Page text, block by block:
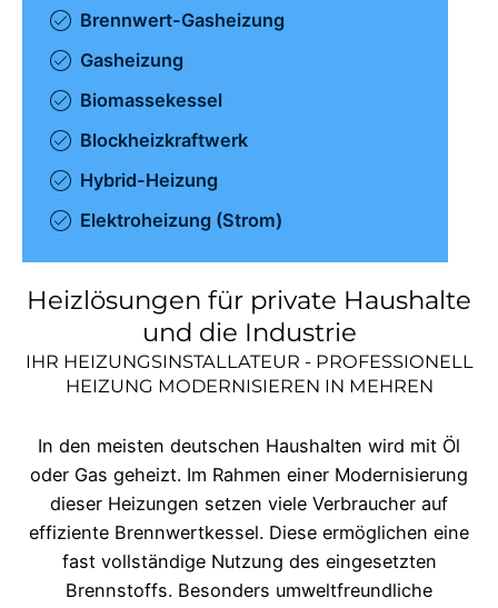
Brennwert-Gasheizung
Gasheizung
Biomassekessel
Blockheizkraftwerk
Hybrid-Heizung
Elektroheizung (Strom)
Heizlösungen für private Haushalte
und die Industrie
IHR HEIZUNGSINSTALLATEUR - PROFESSIONELL
HEIZUNG MODERNISIEREN IN MEHREN
In den meisten deutschen Haushalten wird mit Öl
oder Gas geheizt. Im Rahmen einer Modernisierung
dieser Heizungen setzen viele Verbraucher auf
effiziente Brennwertkessel. Diese ermöglichen eine
fast vollständige Nutzung des eingesetzten
Brennstoffs. Besonders umweltfreundliche